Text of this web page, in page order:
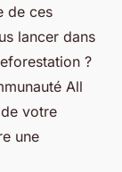
de ces
lancer dans
?
All
votre
une